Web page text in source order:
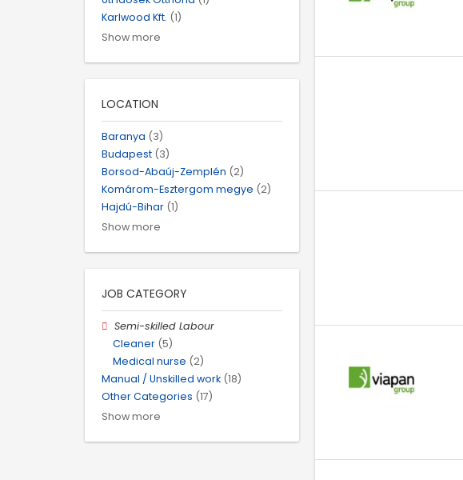
Karlwood Kft. (1)
Show more
LOCATION
Baranya (3)
Budapest (3)
Borsod-Abaúj-Zemplén (2)
Komárom-Esztergom megye (2)
Hajdú-Bihar (1)
Show more
JOB CATEGORY
Semi-skilled Labour
Cleaner (5)
Medical nurse (2)
Manual / Unskilled work (18)
Other Categories (17)
Show more